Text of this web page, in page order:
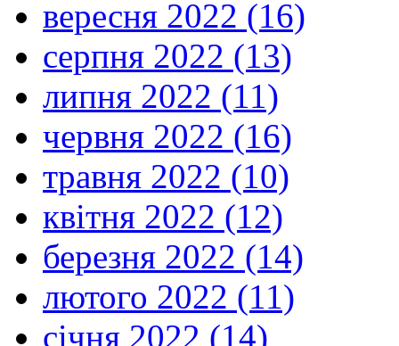
вересня 2022 (16)
серпня 2022 (13)
липня 2022 (11)
червня 2022 (16)
травня 2022 (10)
квітня 2022 (12)
березня 2022 (14)
лютого 2022 (11)
січня 2022 (14)